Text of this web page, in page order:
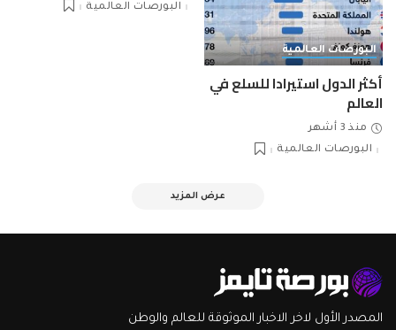
البورصات العالمية
أكثر الدول استيرادا للسلع في
العالم
منذ 3 أشهر
البورصات العالمية
البورصات العالمية
عرض المزيد
المصدر الأول لاخر الاخبار الموثوقة للعالم والوطن